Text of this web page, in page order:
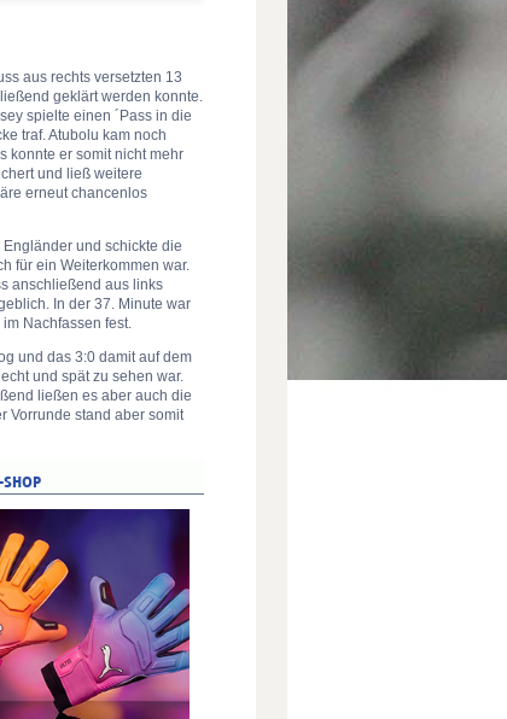
aus rechts versetzten 13
geklärt werden konnte.
spielte einen ´Pass in die
traf. Atubolu kam noch
konnte er somit nicht mehr
und ließ weitere
erneut chancenlos
und schickte die
für ein Weiterkommen war.
anschließend aus links
In der 37. Minute war
Nachfassen fest.
und das 3:0 damit auf dem
und spät zu sehen war.
ließen es aber auch die
Vorrunde stand aber somit